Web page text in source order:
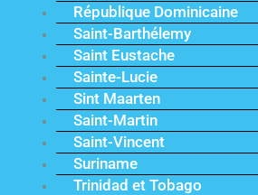
République Dominicaine
Saint-Barthélemy
Saint Eustache
Sainte-Lucie
Sint Maarten
Saint-Martin
Saint-Vincent
Suriname
Trinidad et Tobago